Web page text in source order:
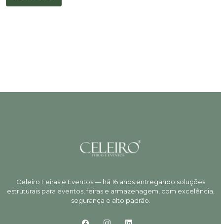
Celeiro Feiras e Eventos — há 16 anos entregando soluções
estruturais para eventos, feiras e armazenagem, com excelência,
segurança e alto padrão.